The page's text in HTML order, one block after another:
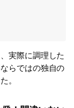
実際に調理した
らではの独自の
。